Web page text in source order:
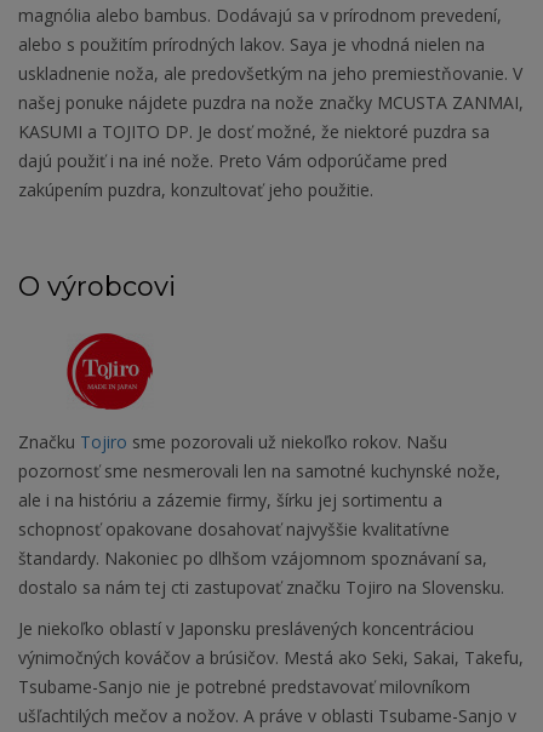
magnólia alebo bambus. Dodávajú sa v prírodnom prevedení,
alebo s použitím prírodných lakov. Saya je vhodná nielen na
uskladnenie noža, ale predovšetkým na jeho premiestňovanie. V
našej ponuke nájdete puzdra na nože značky MCUSTA ZANMAI,
KASUMI a TOJITO DP. Je dosť možné, že niektoré puzdra sa
dajú použiť i na iné nože. Preto Vám odporúčame pred
zakúpením puzdra, konzultovať jeho použitie.
O výrobcovi
Značku Tojiro sme pozorovali už niekoľko rokov. Našu
pozornosť sme nesmerovali len na samotné kuchynské nože,
ale i na históriu a zázemie firmy, šírku jej sortimentu a
schopnosť opakovane dosahovať najvyššie kvalitatívne
štandardy. Nakoniec po dlhšom vzájomnom spoznávaní sa,
dostalo sa nám tej cti zastupovať značku Tojiro na Slovensku.
Je niekoľko oblastí v Japonsku preslávených koncentráciou
výnimočných kováčov a brúsičov. Mestá ako Seki, Sakai, Takefu,
Tsubame-Sanjo nie je potrebné predstavovať milovníkom
ušľachtilých mečov a nožov. A práve v oblasti Tsubame-Sanjo v